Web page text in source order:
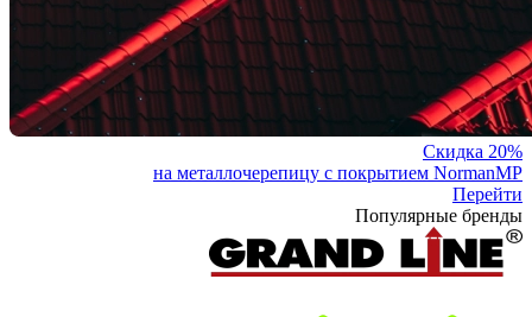
Скидка 20%
на металлочерепицу с покрытием NormanMP
Перейти
Популярные бренды